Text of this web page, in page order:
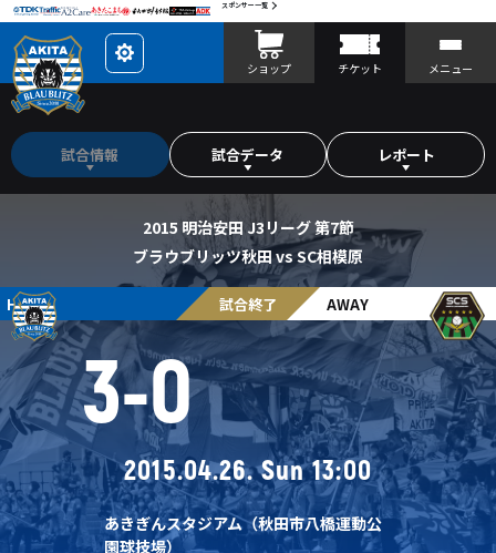
スポンサー一覧
レ
イ
ア
を
タ
マ
ズ
ショップ チケット メニュー
試合情報 試合データ レポート
2015 明治安田 J3リーグ 第7節
ブラウブリッツ秋田 vs SC相模原
HOME 試合終了 AWAY
3-0
2015.04.26. Sun 13:00
あきぎんスタジアム（秋田市八橋運動公
園球技場）